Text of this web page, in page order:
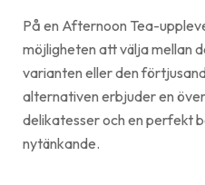
På en Afternoon Tea-
möjligheten att välja mellan
varianten eller den
alternativen erbjuder en
delikatesser och en perfekt
nytänkande.